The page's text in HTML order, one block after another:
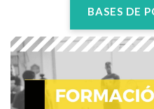
BASES DE